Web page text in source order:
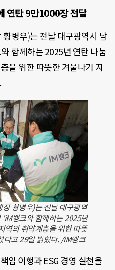
연탄 9만1000장 전달
병우)는 전날 대구광역시 남
함께하는 2025년 연탄 나눔
을 위한 따뜻한 겨울나기 지
황병우)는 전날 대구광역
뱅크와 함께하는 2025년
역의 취약계층을 위한 따뜻
다고 29일 밝혔다. /iM뱅크
임 이행과 ESG 경영 실천을